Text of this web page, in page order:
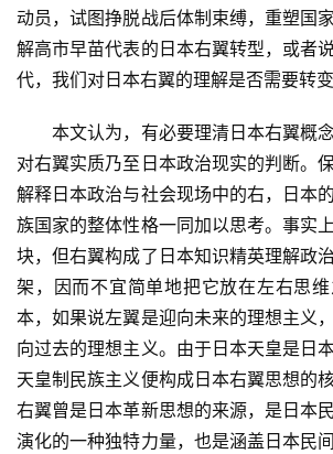
动员，试图挣脱战后体制束缚，重塑国
解高市早苗代表的日本右翼转型，或者
代，我们对日本右翼的理解是否需要转变
本文认为，有必要理清日本右翼概
对右翼实质乃至日本政治现实的判断。
解释日本政治与社会现场中的右，日本
族国家的整体性格一同加以思考。事实
块，但右翼构成了日本知识精英理解政
架，因而不宜简单地把它放在左右思
本，如果说左翼是迎向未来的理想主义
向过去的理想主义。由于日本天皇是日
天皇制民族主义便构成日本右翼思想的
右翼曾是日本革新思想的来源，是日本
演化的一种独特力量，也是涵盖日本民